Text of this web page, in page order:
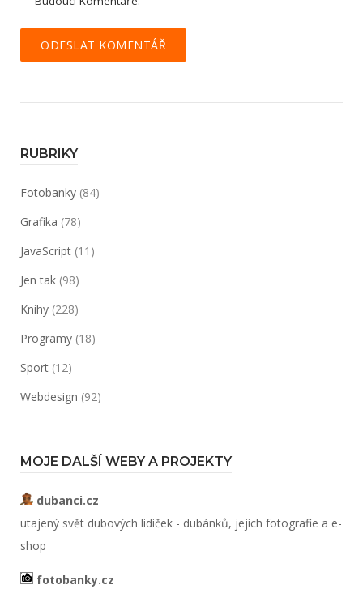
RUBRIKY
Fotobanky (84)
Grafika (78)
JavaScript (11)
Jen tak (98)
Knihy (228)
Programy (18)
Sport (12)
Webdesign (92)
MOJE DALŠÍ WEBY A PROJEKTY
dubanci.cz
utajený svět dubových lidiček - dubánků, jejich fotografie a e-
shop
fotobanky.cz